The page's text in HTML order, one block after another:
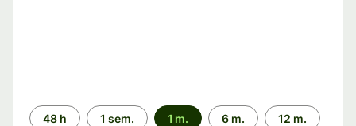
Période
48 h 1 sem. 1 m. 6 m. 12 m.